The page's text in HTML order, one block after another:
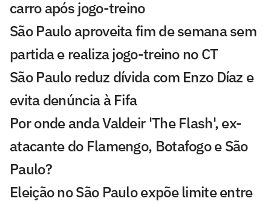
carro após jogo-treino
São Paulo aproveita fim de semana sem
partida e realiza jogo-treino no CT
São Paulo reduz dívida com Enzo Díaz e
evita denúncia à Fifa
Por onde anda Valdeir 'The Flash', ex-
atacante do Flamengo, Botafogo e São
Paulo?
Eleição no São Paulo expõe limite entre